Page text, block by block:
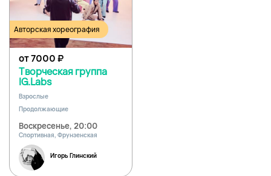
Авторская хореография
от 7000₽
Творческая группа
IG.Labs
Взрослые
Продолжающие
Воскресенье, 20:00
Спортивная, Фрунзенская
Игорь Глинский